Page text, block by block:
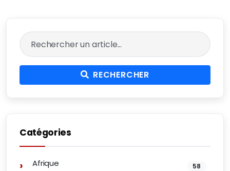
RECHERCHER
Catégories
Afrique 58